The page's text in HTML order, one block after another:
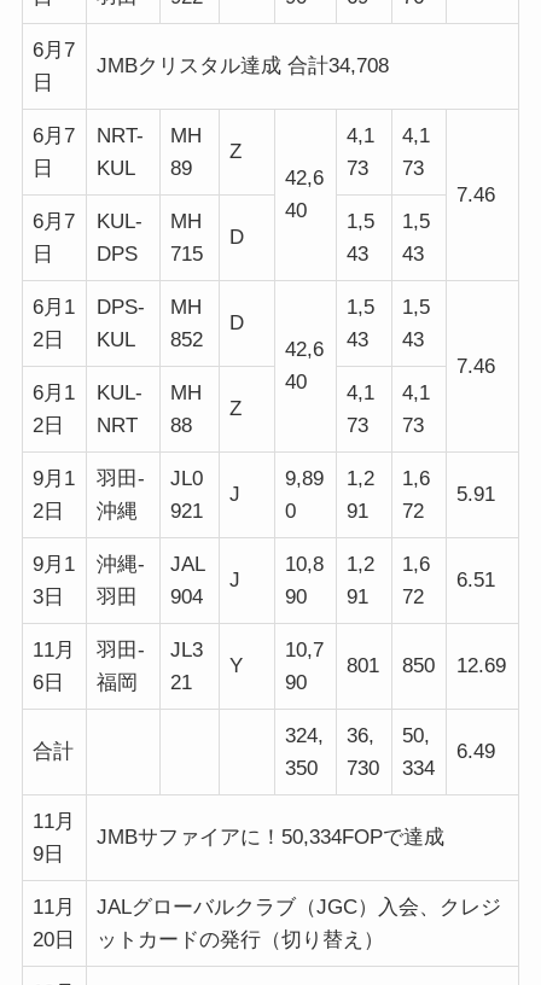
6月7
日
JMBクリスタル達成 合計34,708
6月7
日
NRT-
KUL
MH
89
Z
42,6
40
4,1
73
4,1
73
7.46
6月7
日
KUL-
DPS
MH
715
D
1,5
43
1,5
43
6月1
2日
DPS-
KUL
MH
852
D
42,6
40
1,5
43
1,5
43
7.46
6月1
2日
KUL-
NRT
MH
88
Z
4,1
73
4,1
73
9月1
2日
羽田-
沖縄
JL0
921
J
9,89
0
1,2
91
1,6
72
5.91
9月1
3日
沖縄-
羽田
JAL
904
J
10,8
90
1,2
91
1,6
72
6.51
11月
6日
羽田-
福岡
JL3
21
Y
10,7
90
801 850 12.69
合計
324,
350
36,
730
50,
334
6.49
11月
9日
JMBサファイアに！50,334FOPで達成
11月
20日
JALグローバルクラブ（JGC）入会、クレジ
ットカードの発行（切り替え）